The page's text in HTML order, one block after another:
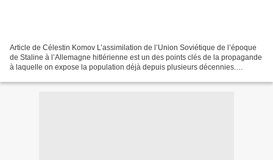
Article de Célestin Komov L’assimilation de l’Union Soviétique de l’époque
de Staline à l’Allemagne hitlérienne est un des points clés de la propagande
à laquelle on expose la population déjà depuis plusieurs décennies.